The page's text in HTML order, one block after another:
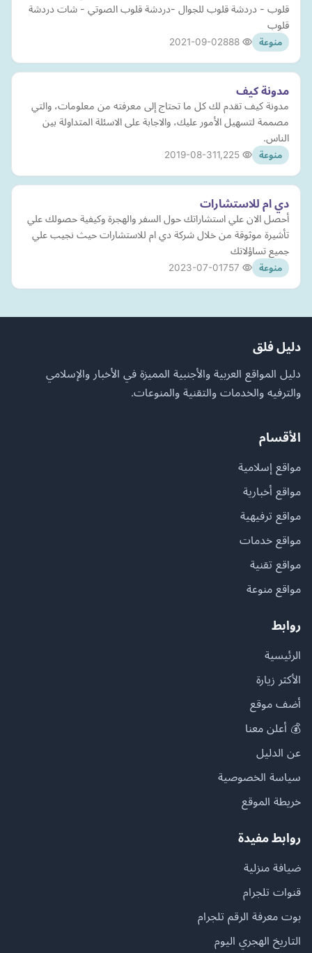
قلوب - دردشة قلوب للجوال -دردشة قلوب الصوتي - شات دردشة
قلوب
منوعة 2021-09-02
مدونة كيف
مدونة كيف تقدم لك كل ما تحتاج إلى معرفته من معلومات، والتي
مصممة لتسهيل الأمور عليك، والاجابة على الاسئلة المتداولة بين
الناس.
منوعة 2019-08-31
دي ام للاستشارات
أحصل الان علي استشاراتك حول السفر والهجرة وكيفية حصولك علي
تأشيرة موثوقة من خلال شركة دي ام للاستشارات حيث نجيب علي
جميع تساؤلاتك
منوعة 2023-07-01
دليل فلق
دليل المواقع العربية والأجنبية المميزة في الأخبار والإسلامي
والترفيه والخدمات والتقنية والمنوعات.
الأقسام
مواقع إسلامية
مواقع أخبارية
مواقع ترفيهية
مواقع خدمات
مواقع تقنية
مواقع منوعة
روابط
الرئيسية
الأكثر زيارة
أضف موقع
💰 أعلن معنا
عن الدليل
سياسة الخصوصية
خريطة الموقع
روابط مفيدة
ضيافة منزلية
قنوات تلجرام
بوت معرفة الرقم تلجرام
التاريخ الهجري اليوم